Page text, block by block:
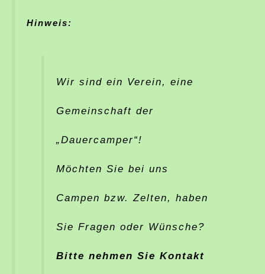
Hinweis:
Wir sind ein Verein, eine
Gemeinschaft der
„Dauercamper“!
Möchten Sie bei uns
Campen bzw. Zelten, haben
Sie Fragen oder Wünsche?
Bitte nehmen Sie Kontakt